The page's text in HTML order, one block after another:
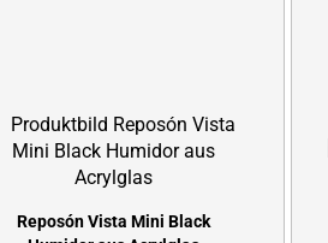
Reposón Vista Mini Black